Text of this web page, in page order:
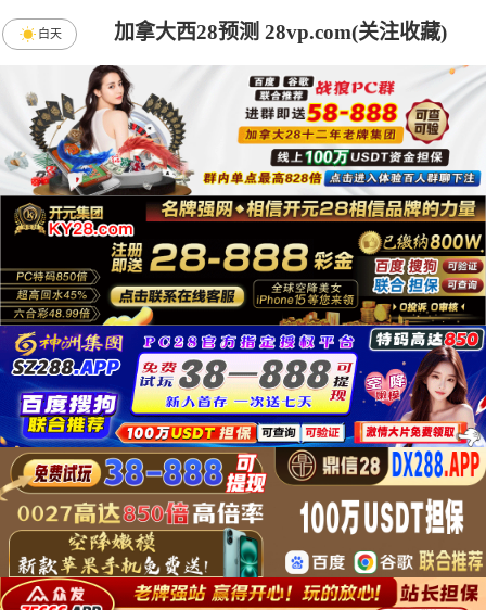
加拿大西28预测 28vp.com(关注收藏)
白天